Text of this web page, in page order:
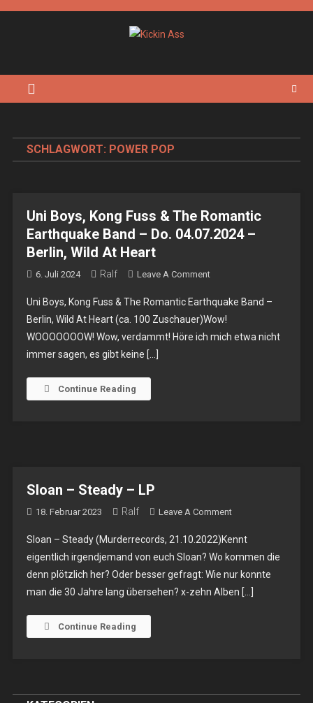
SCHLAGWORT: POWER POP
Uni Boys, Kong Fuss & The Romantic
Earthquake Band – Do. 04.07.2024 –
Berlin, Wild At Heart
6. Juli 2024 Ralf Leave A CommentOn
Boys,
Kong
Fuss
Wild
Heart
Uni Boys, Kong Fuss & The Romantic Earthquake Band –
Berlin, Wild At Heart (ca. 100 Zuschauer)Wow!
WOOOOOOOW! Wow, verdammt! Höre ich mich etwa nicht
immer sagen, es gibt keine […]
Continue Reading
Sloan – Steady – LP
18. Februar 2023 Ralf Leave A CommentOn
–
Steady
–
LP
Sloan – Steady (Murderrecords, 21.10.2022)Kennt
eigentlich irgendjemand von euch Sloan? Wo kommen die
denn plötzlich her? Oder besser gefragt: Wie nur konnte
man die 30 Jahre lang übersehen? x-zehn Alben […]
Continue Reading